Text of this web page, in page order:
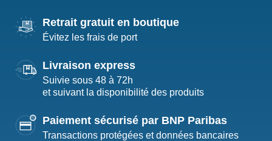
Retrait gratuit en boutique
Évitez les frais de port
Livraison express
Suivie sous 48 à 72h
et suivant la disponibilité des produits
Paiement sécurisé par BNP Paribas
Transactions protégées et données bancaires